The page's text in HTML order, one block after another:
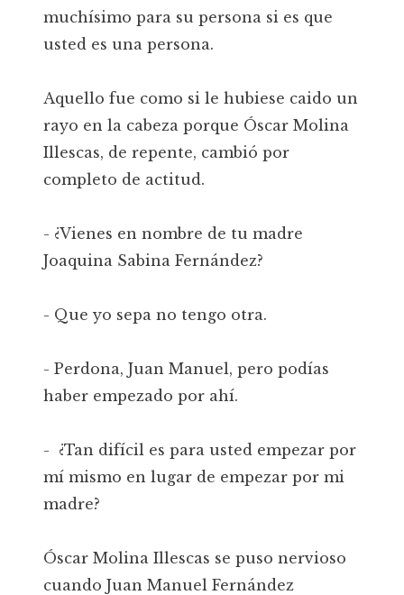
muchísimo para su persona si es que
usted es una persona.
Aquello fue como si le hubiese caido un
rayo en la cabeza porque Óscar Molina
Illescas, de repente, cambió por
completo de actitud.
- ¿Vienes en nombre de tu madre
Joaquina Sabina Fernández?
- Que yo sepa no tengo otra.
- Perdona, Juan Manuel, pero podías
haber empezado por ahí.
- ¿Tan difícil es para usted empezar por
mí mismo en lugar de empezar por mi
madre?
Óscar Molina Illescas se puso nervioso
cuando Juan Manuel Fernández